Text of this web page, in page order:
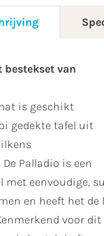
bestekset van
is geschikt
gedekte tafel uit
Palladio is een
met eenvoudige,
en heeft het de
voor